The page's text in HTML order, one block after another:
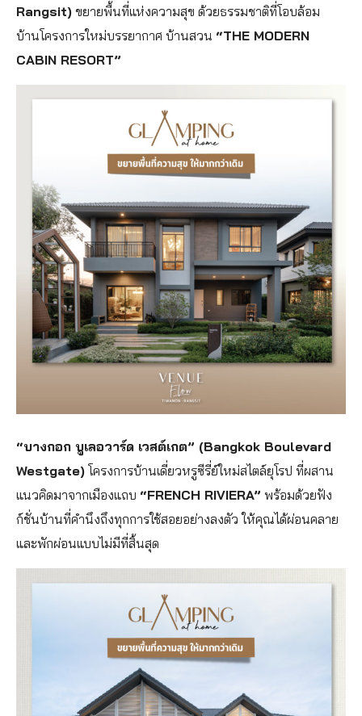
Rangsit) ขยายพื้นที่แห่งความสุข ด้วยธรรมชาติที่โอบล้อม
บ้านโครงการใหม่บรรยากาศ บ้านสวน “THE MODERN
CABIN RESORT”
“บางกอก บูเลอวาร์ด เวสต์เกต” (Bangkok Boulevard
Westgate) โครงการบ้านเดี่ยวหรูซีรี่ย์ใหม่สไตล์ยุโรป ที่ผสาน
แนวคิดมาจากเมืองแถบ “FRENCH RIVIERA” พร้อมด้วยฟัง
ก์ชั่นบ้านที่คำนึงถึงทุกการใช้สอยอย่างลงตัว ให้คุณได้ผ่อนคลาย
และพักผ่อนแบบไม่มีที่สิ้นสุด